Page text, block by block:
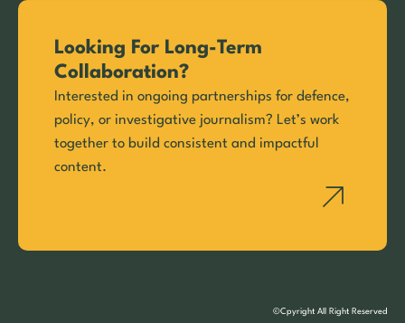
Looking For Long-Term
Collaboration?
Interested in ongoing partnerships for defence,
policy, or investigative journalism? Let’s work
together to build consistent and impactful
content.
©Cpyright All Right Reserved